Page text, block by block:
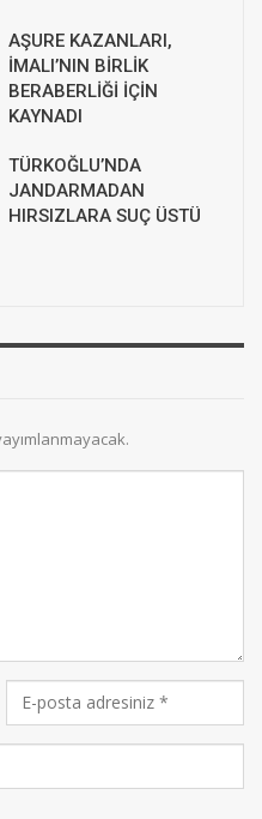
AŞURE KAZANLARI,
İMALI’NIN BİRLİK
BERABERLİĞİ İÇİN
KAYNADI
TÜRKOĞLU’NDA
JANDARMADAN
HIRSIZLARA SUÇ ÜSTÜ